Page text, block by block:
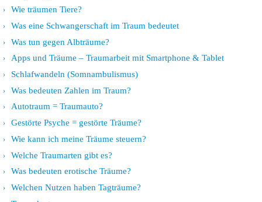
Wie träumen Tiere?
Was eine Schwangerschaft im Traum bedeutet
Was tun gegen Albträume?
Apps und Träume – Traumarbeit mit Smartphone & Tablet
Schlafwandeln (Somnambulismus)
Was bedeuten Zahlen im Traum?
Autotraum = Traumauto?
Gestörte Psyche = gestörte Träume?
Wie kann ich meine Träume steuern?
Welche Traumarten gibt es?
Was bedeuten erotische Träume?
Welchen Nutzen haben Tagträume?